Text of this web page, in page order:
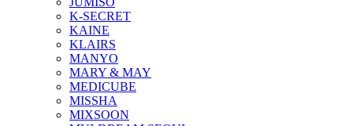
K-SECRET
KAINE
KLAIRS
MANYO
MARY & MAY
MEDICUBE
MISSHA
MIXSOON